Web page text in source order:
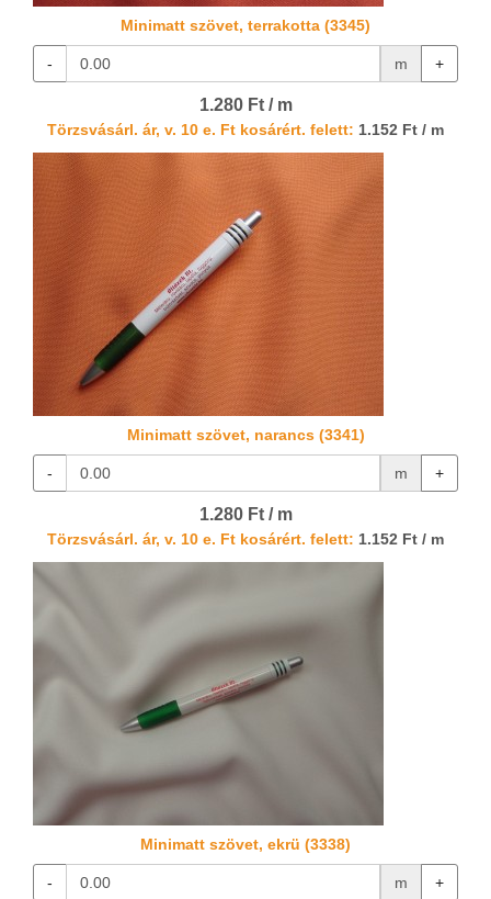
Minimatt szövet, terrakotta (3345)
- m +
1.280 Ft / m
Törzsvásárl. ár, v. 10 e. Ft kosárért. felett: 1.152 Ft / m
Minimatt szövet, narancs (3341)
- m +
1.280 Ft / m
Törzsvásárl. ár, v. 10 e. Ft kosárért. felett: 1.152 Ft / m
Minimatt szövet, ekrü (3338)
- m +